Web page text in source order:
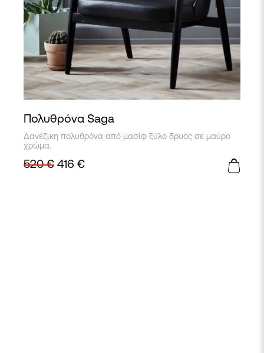
Πολυθρόνα Saga
Δανέζικη πολυθρόνα από μασίφ ξύλο δρυός σε μαύρο
χρώμα.
520€ 416 €
Αυτό
το